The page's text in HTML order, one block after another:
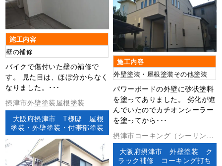
施工内容
壁の補修
バイクで傷付いた壁の補修で
す。 見た目は、ほぼ分からなく
なりました。･･･
施工内容
外壁塗装・屋根塗装その他塗装
パワーボードの外壁に砂状塗料
を塗ってありました。 劣化が進
んでいたのでカチオンシーラー
を塗ってから･･･
摂津市外壁塗装屋根塗装
大阪府摂津市 T様邸 屋根
塗装・外壁塗装・付帯部塗装
摂津市コーキング（シーリン
グ）その他外壁塗装防水工事
大阪府摂津市 外壁塗装 ク
ラック補修 コーキング打ち